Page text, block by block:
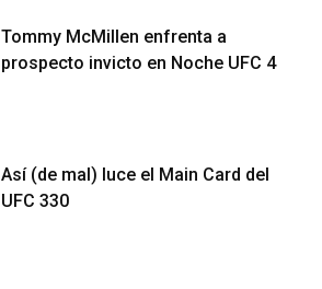
Tommy McMillen enfrenta a
prospecto invicto en Noche UFC 4
Así (de mal) luce el Main Card del
UFC 330